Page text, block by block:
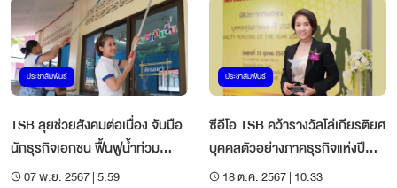
ประชาสัมพันธ์
TSB ลุยช่วยสังคมต่อเนื่อง จับมือ
นักธุรกิจเอกชน ฟื้นฟูน้ำท่วม
เชียงราย
07 พ.ย. 2567 | 5:59
ประชาสัมพันธ์
ซีอีโอ TSB คว้ารางวัลโล่เกียรติยศ
บุคคลตัวอย่างภาคธุรกิจแห่งปี
202418 ต.ค. 2567 | 10:33